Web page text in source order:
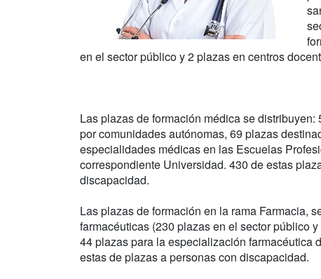
en el sector público y 2 plazas en centros
Las plazas de formación médica se
por comunidades autónomas, 69 plazas
especialidades médicas en las Escuelas
correspondiente Universidad. 430 de estas
discapacidad.
Las plazas de formación en la rama Farmacia,
farmacéuticas (230 plazas en el sector público
44 plazas para la especialización farmacéutica
estas de plazas a personas con discapacidad.